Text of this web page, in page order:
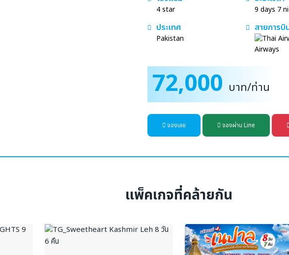
4 star 9 days 7
ประเทศ
Pakistan
สายการบิ
Airways
72,000 บาท/ท่าน
จองเลย จองผ่าน Line
แพ็คเกจที่คล้ายกัน